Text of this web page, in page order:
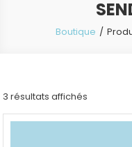
Boutique
3 résultats affichés
par